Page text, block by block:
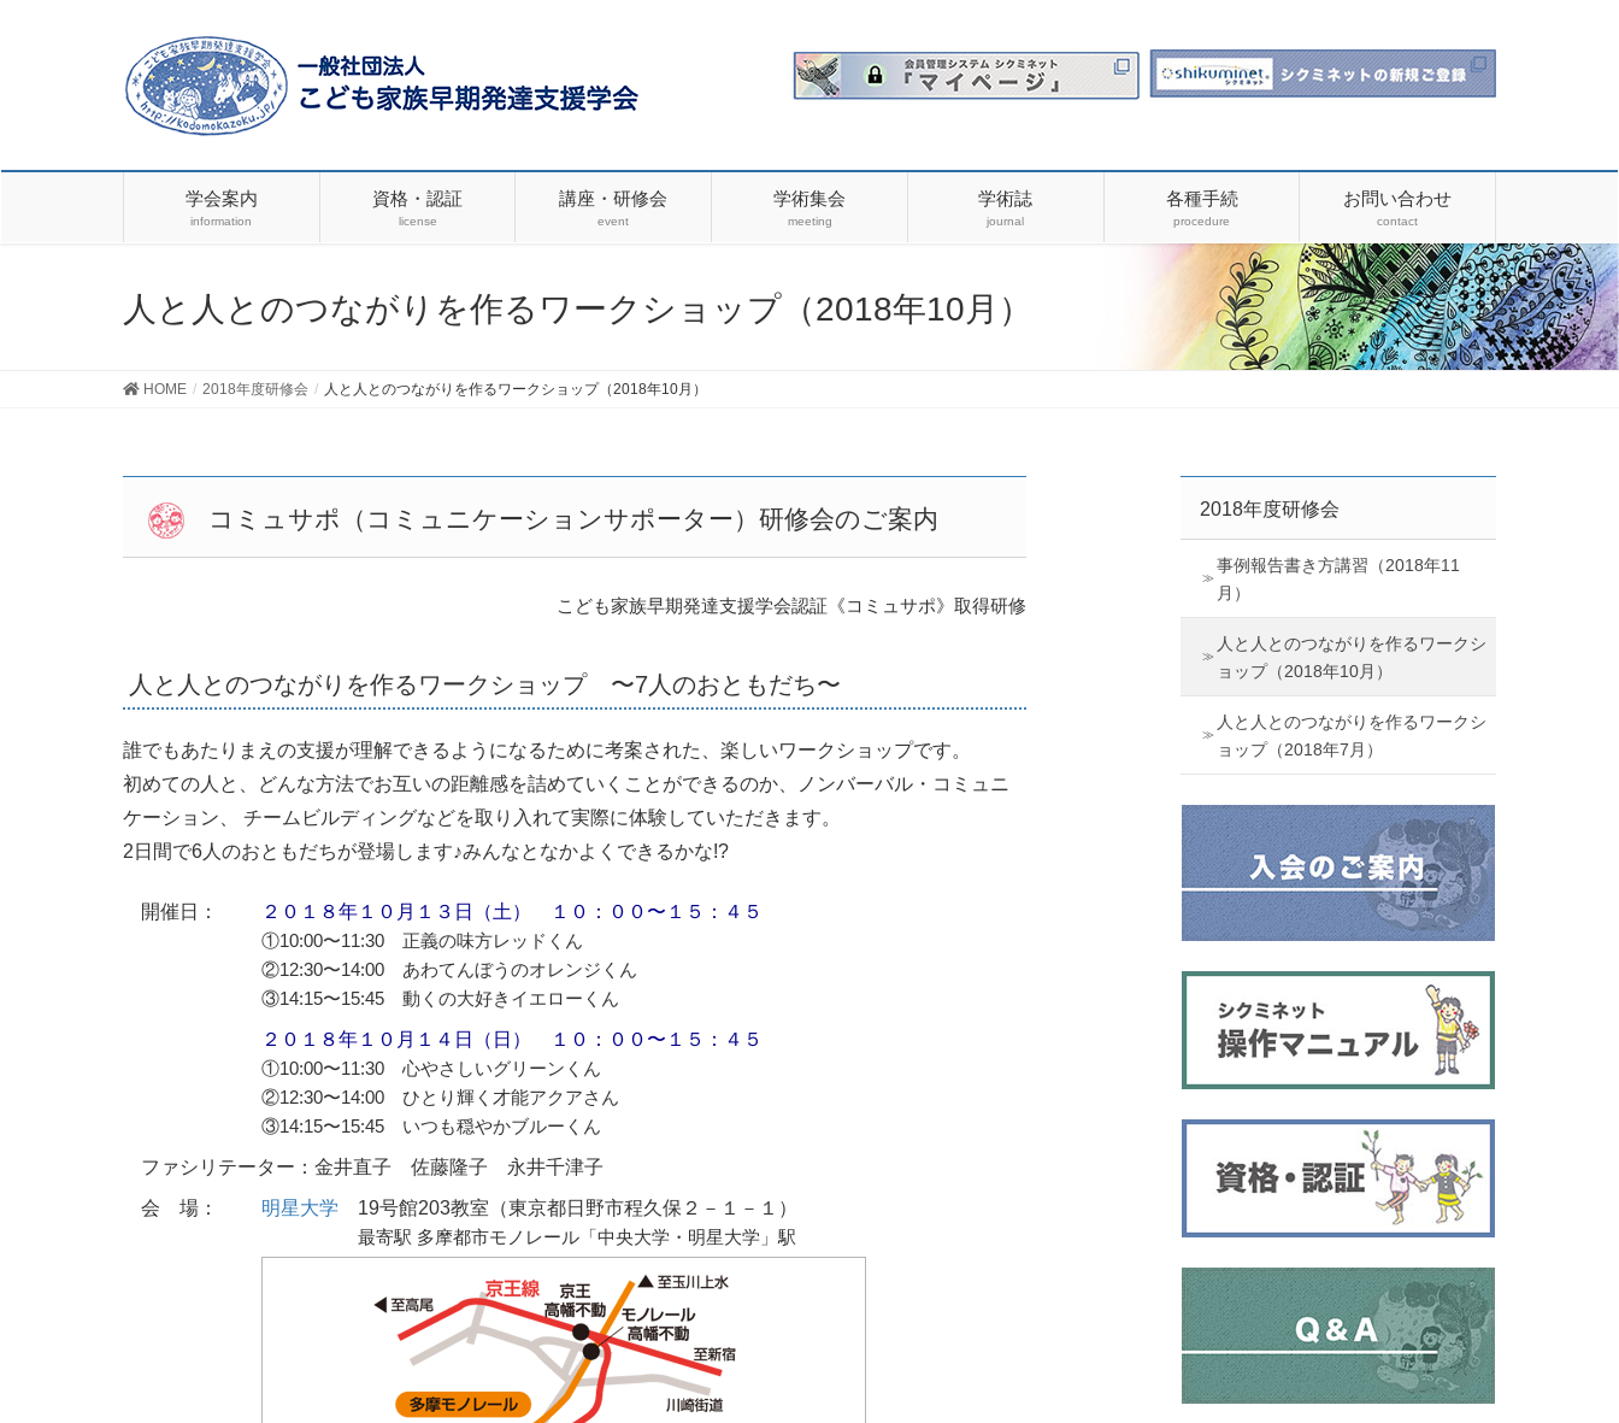
学会案内
information
資格・認証
license
講座・研修会
event
学術集会
meeting
学術誌
journal
各種手続
procedure
お問い合わせ
contact
人と人とのつながりを作るワークショップ（2018年10月）
HOME 2018年度研修会 人と人とのつながりを作るワークショップ（2018年10月）
コミュサポ（コミュニケーションサポーター）研修会のご案内
こども家族早期発達支援学会認証《コミュサポ》取得研修
人と人とのつながりを作るワークショップ 〜7人のおともだち〜
誰でもあたりまえの支援が理解できるようになるために考案された、楽しいワークショップです。
初めての人と、どんな方法でお互いの距離感を詰めていくことができるのか、ノンバーバル・コミュニ
ケーション、 チームビルディングなどを取り入れて実際に体験していただきます。
2日間で6人のおともだちが登場します♪みんなとなかよくできるかな!?
開催日：
２０１８年１０月１３日（土） １０：００〜１５：４５
①10:00〜11:30 正義の味方レッドくん
②12:30〜14:00 あわてんぼうのオレンジくん
③14:15〜15:45 動くの大好きイエローくん
２０１８年１０月１４日（日） １０：００〜１５：４５
①10:00〜11:30 心やさしいグリーンくん
②12:30〜14:00 ひとり輝く才能アクアさん
③14:15〜15:45 いつも穏やかブルーくん
ファシリテーター：金井直子 佐藤隆子 永井千津子
会 場：
明星大学 19号館203教室（東京都日野市程久保２－１－１）
最寄駅 多摩都市モノレール「中央大学・明星大学」駅
2018年度研修会
事例報告書き方講習（2018年11
月）
人と人とのつながりを作るワークシ
ョップ（2018年10月）
人と人とのつながりを作るワークシ
ョップ（2018年7月）